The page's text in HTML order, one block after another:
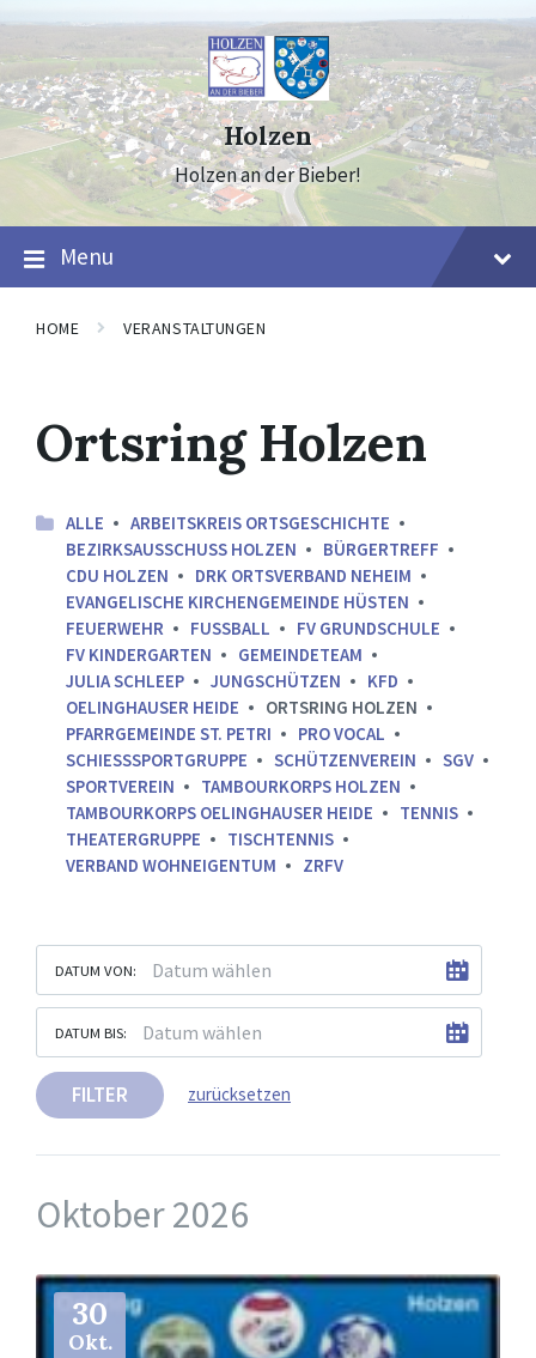
to
content
to
navigation
to
footer
Holzen
Holzen an der Bieber!
Menu
HOME VERANSTALTUNGEN
Ortsring Holzen
ALLE
ARBEITSKREIS ORTSGESCHICHTE
BEZIRKSAUSSCHUSS HOLZEN
BÜRGERTREFF
CDU HOLZEN
DRK ORTSVERBAND NEHEIM
EVANGELISCHE KIRCHENGEMEINDE HÜSTEN
FEUERWEHR
FUSSBALL
FV GRUNDSCHULE
FV KINDERGARTEN
GEMEINDETEAM
JULIA SCHLEEP
JUNGSCHÜTZEN
KFD
OELINGHAUSER HEIDE
ORTSRING HOLZEN
PFARRGEMEINDE ST. PETRI
PRO VOCAL
SCHIESSSPORTGRUPPE
SCHÜTZENVEREIN
SGV
SPORTVEREIN
TAMBOURKORPS HOLZEN
TAMBOURKORPS OELINGHAUSER HEIDE
TENNIS
THEATERGRUPPE
TISCHTENNIS
VERBAND WOHNEIGENTUM
ZRFV
DATUM VON:
DATUM BIS:
FILTER zurücksetzen
Oktober 2026
30
Okt.
Mehr